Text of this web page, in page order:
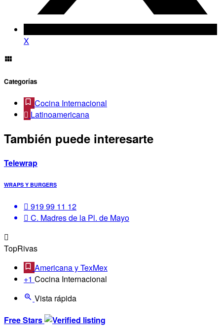
X
Categorías
Cocina Internacional
Latinoamericana
También puede interesarte
Telewrap
WRAPS Y BURGERS
919 99 11 12
C. Madres de la Pl. de Mayo
TopRivas
Americana y TexMex
+1 Cocina Internacional
Vista rápida
Free Stars